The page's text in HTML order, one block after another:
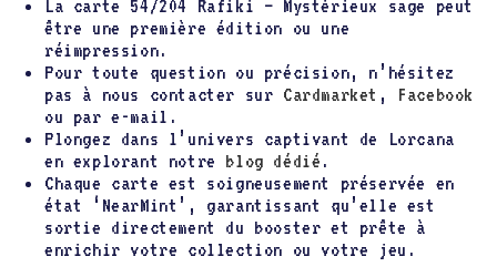
La carte 54/204 Rafiki – Mystérieux sage peut
être une première édition ou une
réimpression.
Pour toute question ou précision, n’hésitez
pas à nous contacter sur Cardmarket , Facebook
ou par e-mail.
Plongez dans l’univers captivant de Lorcana
en explorant notre blog dédié .
Chaque carte est soigneusement préservée en
état ‘NearMint’, garantissant qu’elle est
sortie directement du booster et prête à
enrichir votre collection ou votre jeu.